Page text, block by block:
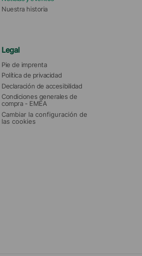
Nuestra historia
Legal
Pie de imprenta
Política de privacidad
Declaración de accesibilidad
Condiciones generales de
compra - EMEA
Cambiar la configuración de
las cookies